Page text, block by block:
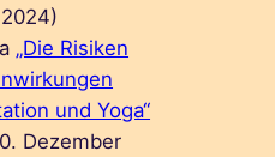
„Die Risiken
und Yoga“
Dezember